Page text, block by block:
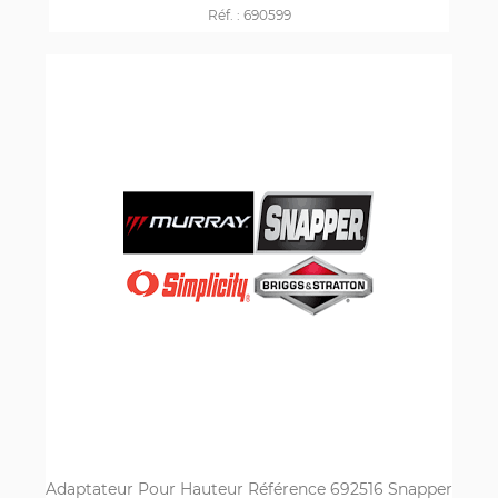
Réf. : 690599
Adaptateur Pour Hauteur Référence 692516 Snapper